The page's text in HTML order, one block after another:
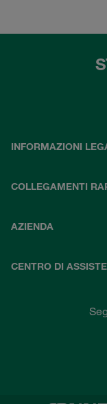
INFORMAZIONI
COLLEGAMENTI
AZIENDA
CENTRO DI